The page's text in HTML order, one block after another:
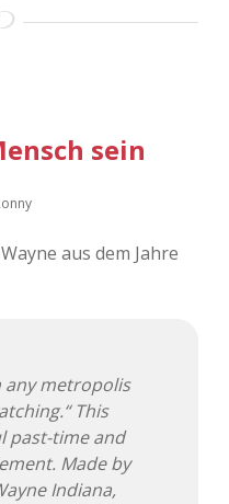
sein
aus dem Jahre
any metropolis
This
past-time and
Made by
Indiana,